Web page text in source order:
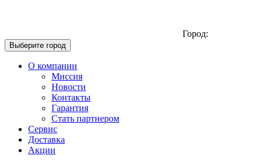
Город:
Выберите город
О компании
Миссия
Новости
Контакты
Гарантия
Стать партнером
Сервис
Доставка
Акции